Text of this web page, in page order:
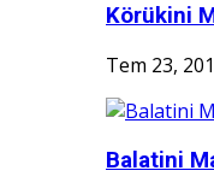
Körükini
Tem 23,
Balatini